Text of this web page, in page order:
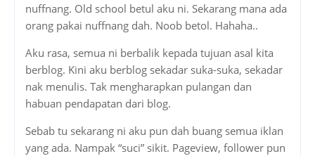
nuffnang. Old school betul aku ni. Sekarang mana ada
orang pakai nuffnang dah. Noob betol. Hahaha..
Aku rasa, semua ni berbalik kepada tujuan asal kita
berblog. Kini aku berblog sekadar suka-suka, sekadar
nak menulis. Tak mengharapkan pulangan dan
habuan pendapatan dari blog.
Sebab tu sekarang ni aku pun dah buang semua iklan
yang ada. Nampak “suci” sikit. Pageview, follower pun